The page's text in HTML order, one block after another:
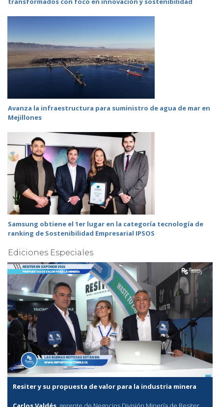
Avanza la infraestructura para suministro de agua de mar en
Mejillones
Samsung obtiene el 1er lugar en la categoría tecnología de
ranking de Sostenibilidad Empresarial IPSOS
Ediciones Especiales
Resiter y su propuesta de valor para la industria minera